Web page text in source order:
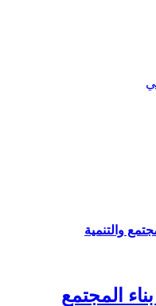
والتنمية
المجتمع